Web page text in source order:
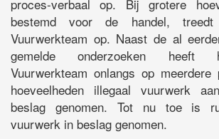
proces-verbaal op. Bij grotere
bestemd voor de handel, treedt
Vuurwerkteam op. Naast de al
gemelde onderzoeken heeft
Vuurwerkteam onlangs op meerdere
hoeveelheden illegaal vuurwerk
beslag genomen. Tot nu toe is
vuurwerk in beslag genomen.